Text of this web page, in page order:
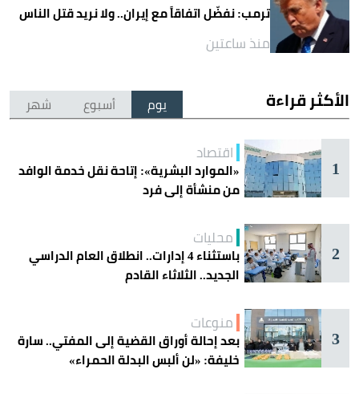
ترمب: نفضّل اتفاقاً مع إيران.. ولا نريد قتل الناس
منذ ساعتين
الأكثر قراءة يوم أسبوع شهر
1
اقتصاد
«الموارد البشرية»: إتاحة نقل خدمة الوافد
من منشأة إلى فرد
2
محليات
باستثناء 4 إدارات.. انطلاق العام الدراسي
الجديد.. الثلاثاء القادم
3
منوعات
بعد إحالة أوراق القضية إلى المفتي.. سارة
خليفة: «لن ألبس البدلة الحمراء»